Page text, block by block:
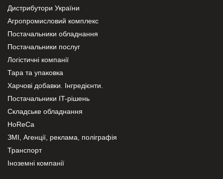
Дистрибутори України
Агропромисловий комплекс
Постачальники обладнання
Постачальники послуг
Логістичні компанії
Тара та упаковка
Харчові добавки. Інгредієнти.
Постачальники IT-рішень
Складське обладнання
HoReCa
ЗМІ, Агенції, реклама, поліграфія
Транспорт
Іноземні компанії